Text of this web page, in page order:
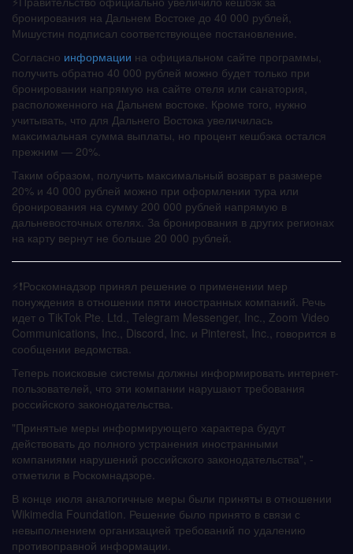
бронирования на Дальнем Востоке до 40 000 рублей,
Мишустин подписал соответствующее постановление.
Согласно информации на официальном сайте программы,
получить обратно 40 000 рублей можно будет только при
бронировании напрямую на сайте отеля или санатория,
расположенного на Дальнем востоке. Кроме того, нужно
учитывать, что для Дальнего Востока увеличилась
максимальная сумма выплаты, но процент кешбэка остался
прежним — 20%.
Таким образом, получить максимальный возврат в размере
20% и 40 000 рублей можно при оформлении тура или
бронирования на сумму 200 000 рублей напрямую в
дальневосточных отелях. За бронирования в других регионах
на карту вернут не больше 20 000 рублей.
⚡️❗️Роскомнадзор принял решение о применении мер
понуждения в отношении пяти иностранных компаний. Речь
идет о TikTok Pte. Ltd., Telegram Messenger, Inc., Zoom Video
Communications, Inc., Discord, Inc. и Pinterest, Inc., говорится в
сообщении ведомства.
Теперь поисковые системы должны информировать интернет-
пользователей, что эти компании нарушают требования
российского законодательства.
"Принятые меры информирующего характера будут
действовать до полного устранения иностранными
компаниями нарушений российского законодательства", -
отметили в Роскомнадзоре.
В конце июля аналогичные меры были приняты в отношении
Wikimedia Foundation. Решение было принято в связи с
невыполнением организацией требований по удалению
противоправной информации.